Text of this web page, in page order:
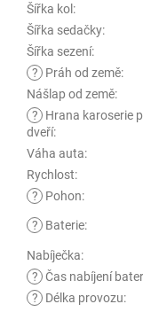
Šířka kol:
Šířka sedačky:
Šířka sezení:
?
Práh od země:
Nášlap od země:
?
Hrana karoserie
dveří:
Váha auta:
Rychlost:
?
Pohon:
? Baterie:
Nabíječka:
? Čas nabíjení
?
Délka provozu: